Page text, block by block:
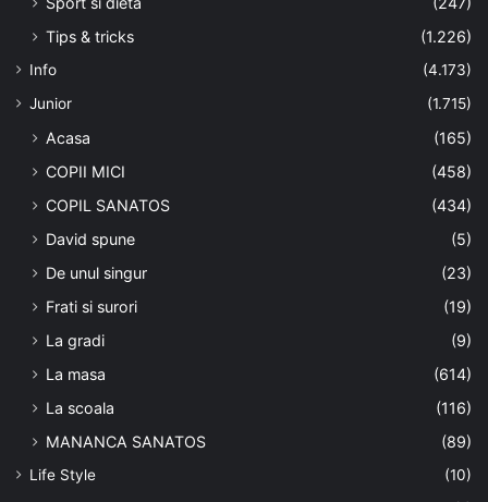
Tips & tricks
(1.226)
Info
(4.173)
Junior
(1.715)
Acasa
(165)
COPII MICI
(458)
COPIL SANATOS
(434)
David spune
(5)
De unul singur
(23)
Frati si surori
(19)
La gradi
(9)
La masa
(614)
La scoala
(116)
MANANCA SANATOS
(89)
Life Style
(10)